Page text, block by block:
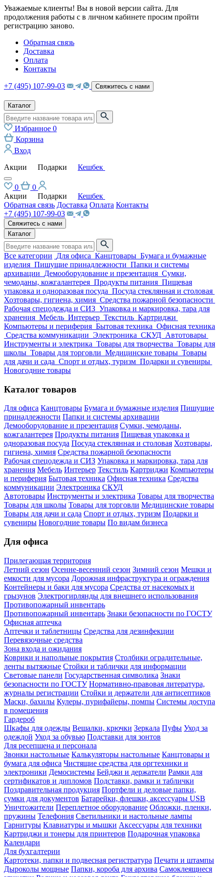
Уважаемые клиенты! Вы в новой версии сайта. Для
продолжения работы с в личном кабинете просим пройти
регистрацию заново.
Обратная связь
Доставка
Оплата
Контакты
+7 (495) 107-99-03 Свяжитесь с нами
Каталог
Избранное 0
Корзина
Вход
Акции
Подарки Кешбек
0
0
Акции
Подарки
Кешбек
Обратная связь Доставка Оплата Контакты
+7 (495) 107-99-03
Свяжитесь с нами
Каталог
Все категории Для офиса Канцтовары Бумага и бумажные
изделия Пишущие принадлежности Папки и системы
архивации Демооборудование и презентация Сумки,
чемоданы, кожгалантерея Продукты питания Пищевая
упаковка и одноразовая посуда Посуда стеклянная и столовая
Хозтовары, гигиена, химия Средства пожарной безопасности
Рабочая спецодежда и СИЗ Упаковка и маркировка, тара для
хранения Мебель Интерьер Текстиль Картриджи
Компьютеры и периферия Бытовая техника Офисная техника
Средства коммуникации Электроника СКУД Автотовары
Инструменты и электрика Товары для творчества Товары для
школы Товары для торговли Медицинские товары Товары
для дачи и сада Спорт и отдых, туризм Подарки и сувениры
Новогодние товары
Каталог товаров
Для офиса Канцтовары Бумага и бумажные изделия Пишущие
принадлежности Папки и системы архивации
Демооборудование и презентация Сумки, чемоданы,
кожгалантерея Продукты питания Пищевая упаковка и
одноразовая посуда Посуда стеклянная и столовая Хозтовары,
гигиена, химия Средства пожарной безопасности
Рабочая спецодежда и СИЗ Упаковка и маркировка, тара для
хранения Мебель Интерьер Текстиль Картриджи Компьютеры
и периферия Бытовая техника Офисная техника Средства
коммуникации Электроника СКУД
Автотовары Инструменты и электрика Товары для творчества
Товары для школы Товары для торговли Медицинские товары
Товары для дачи и сада Спорт и отдых, туризм Подарки и
сувениры Новогодние товары По видам бизнеса
Для офиса
Прилегающая территория
Летний сезон Осенне-весенний сезон Зимний сезон Мешки и
емкости для мусора Дорожная инфраструктура и ограждения
Контейнеры и баки для мусора Средства от насекомых и
грызунов Электрогирлянды для внешнего использования
Противопожарный инвентарь
Противопожарный инвентарь Знаки безопасности по ГОСТУ
Офисная аптечка
Аптечки и таблетницы Средства для дезинфекции
Перевязочные средства
Зона входа и ожидания
Коврики и напольные покрытия Столбики оградительные,
ленты вытяжные Стойки и таблички для информации
Световые панели Государственная символика Знаки
безопасности по ГОСТУ Нормативно-правовая литература,
журналы регистрации Стойки и держатели для антисептиков
Маски, бахилы Кулеры, пурифайеры, помпы Системы доступа
в помещения
Гардероб
Шкафы для одежды Вешалки, крючки Зеркала Пуфы Уход за
одеждой Уход за обувью Подставки для зонтов
Для ресепшена и персонала
Звонки настольные Калькуляторы настольные Канцтовары и
бумага для офиса Чистящие средства для оргтехники и
электроники Демосистемы Бейджи и держатели Рамки для
сертификатов и дипломов Подставки, рамки и таблички
Поздравительная продукция Портфели и деловые папки,
сумки для документов Батарейки, флешки, аксессуары USB
Уничтожители Переплетное оборудование Обложки, пленки,
пружины Телефония Светильники и настольные лампы
Гарнитуры Клавиатуры и мышки Аксессуары для техники
Картриджи и тонеры для принтеров Подарочная упаковка
Календари
Для бухгалтерии
Картотеки, папки и подвесная регистратура Печати и штампы
Дыроколы мощные Папки, короба для архива Самоклеящиеся